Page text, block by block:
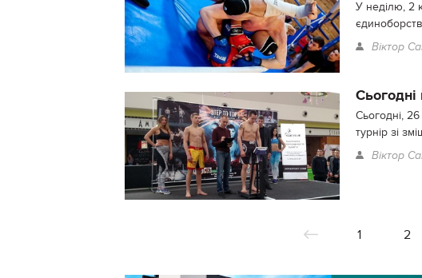
У неділю, 2
Віктор
Сьогодні,
турнір зі
Віктор
1 2